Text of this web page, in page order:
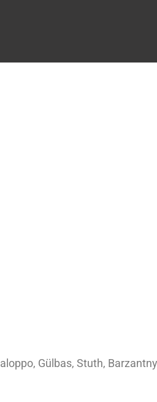
Gülbas, Stuth,